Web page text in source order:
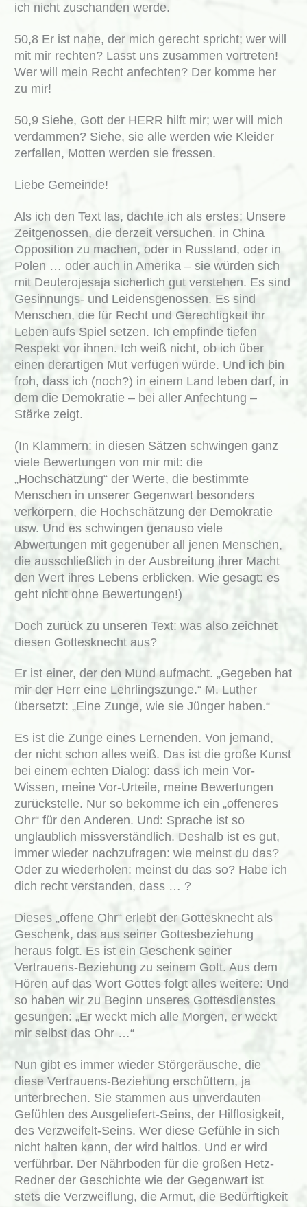
ich nicht zuschanden werde.
50,8 Er ist nahe, der mich gerecht spricht; wer will
mit mir rechten? Lasst uns zusammen vortreten!
Wer will mein Recht anfechten? Der komme her
zu mir!
50,9 Siehe, Gott der HERR hilft mir; wer will mich
verdammen? Siehe, sie alle werden wie Kleider
zerfallen, Motten werden sie fressen.
Liebe Gemeinde!
Als ich den Text las, dachte ich als erstes: Unsere
Zeitgenossen, die derzeit versuchen. in China
Opposition zu machen, oder in Russland, oder in
Polen … oder auch in Amerika – sie würden sich
mit Deuterojesaja sicherlich gut verstehen. Es sind
Gesinnungs- und Leidensgenossen. Es sind
Menschen, die für Recht und Gerechtigkeit ihr
Leben aufs Spiel setzen. Ich empfinde tiefen
Respekt vor ihnen. Ich weiß nicht, ob ich über
einen derartigen Mut verfügen würde. Und ich bin
froh, dass ich (noch?) in einem Land leben darf, in
dem die Demokratie – bei aller Anfechtung –
Stärke zeigt.
(In Klammern: in diesen Sätzen schwingen ganz
viele Bewertungen von mir mit: die
„Hochschätzung“ der Werte, die bestimmte
Menschen in unserer Gegenwart besonders
verkörpern, die Hochschätzung der Demokratie
usw. Und es schwingen genauso viele
Abwertungen mit gegenüber all jenen Menschen,
die ausschließlich in der Ausbreitung ihrer Macht
den Wert ihres Lebens erblicken. Wie gesagt: es
geht nicht ohne Bewertungen!)
Doch zurück zu unseren Text: was also zeichnet
diesen Gottesknecht aus?
Er ist einer, der den Mund aufmacht. „Gegeben hat
mir der Herr eine Lehrlingszunge.“ M. Luther
übersetzt: „Eine Zunge, wie sie Jünger haben.“
Es ist die Zunge eines Lernenden. Von jemand,
der nicht schon alles weiß. Das ist die große Kunst
bei einem echten Dialog: dass ich mein Vor-
Wissen, meine Vor-Urteile, meine Bewertungen
zurückstelle. Nur so bekomme ich ein „offeneres
Ohr“ für den Anderen. Und: Sprache ist so
unglaublich missverständlich. Deshalb ist es gut,
immer wieder nachzufragen: wie meinst du das?
Oder zu wiederholen: meinst du das so? Habe ich
dich recht verstanden, dass … ?
Dieses „offene Ohr“ erlebt der Gottesknecht als
Geschenk, das aus seiner Gottesbeziehung
heraus folgt. Es ist ein Geschenk seiner
Vertrauens-Beziehung zu seinem Gott. Aus dem
Hören auf das Wort Gottes folgt alles weitere: Und
so haben wir zu Beginn unseres Gottesdienstes
gesungen: „Er weckt mich alle Morgen, er weckt
mir selbst das Ohr …“
Nun gibt es immer wieder Störgeräusche, die
diese Vertrauens-Beziehung erschüttern, ja
unterbrechen. Sie stammen aus unverdauten
Gefühlen des Ausgeliefert-Seins, der Hilflosigkeit,
des Verzweifelt-Seins. Wer diese Gefühle in sich
nicht halten kann, der wird haltlos. Und er wird
verführbar. Der Nährboden für die großen Hetz-
Redner der Geschichte wie der Gegenwart ist
stets die Verzweiflung, die Armut, die Bedürftigkeit